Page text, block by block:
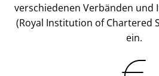
verschiedenen Verbänden und
(Royal Institution of Chartered
ein.